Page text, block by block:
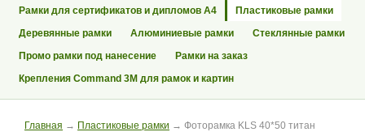
Рамки для сертификатов и дипломов А4
Пластиковые рамки
Деревянные рамки
Алюминиевые рамки
Стеклянные рамки
Промо рамки под нанесение
Рамки на заказ
Крепления Command 3M для рамок и картин
Главная → Пластиковые рамки → Фоторамка KLS 40*50 титан